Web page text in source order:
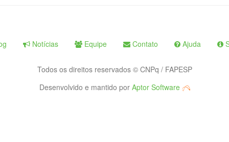
Notícias Equipe Contato Ajuda
Todos os direitos reservados © CNPq / FAPESP
Desenvolvido e mantido por Aptor Software